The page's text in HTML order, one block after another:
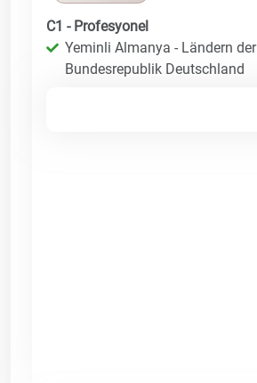
C1 - Profesyonel
Yeminli Almanya - Ländern der
Bundesrepublik Deutschland